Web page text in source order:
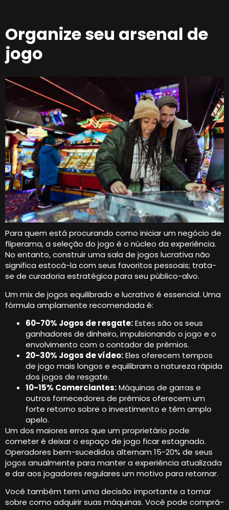
Organize seu arsenal de
jogo
Para quem está procurando como iniciar um negócio de
fliperama, a seleção do jogo é o núcleo da experiência.
No entanto, construir uma sala de jogos lucrativa não
significa estocá-la com seus favoritos pessoais; trata-
se de curadoria estratégica para seu público-alvo.
Um mix de jogos equilibrado e lucrativo é essencial. Uma
fórmula amplamente recomendada é:
60-70% Jogos de resgate:Estes são os seus
ganhadores de dinheiro, impulsionando o jogo e o
envolvimento com o contador de prêmios.
20-30% Jogos de vídeo:Eles oferecem tempos
de jogo mais longos e equilibram a natureza rápida
dos jogos de resgate.
10-15% Comerciantes:Máquinas de garras e
outros fornecedores de prêmios oferecem um
forte retorno sobre o investimento e têm amplo
apelo.
Um dos maiores erros que um proprietário pode
cometer é deixar o espaço de jogo ficar estagnado.
Operadores bem-sucedidos alternam 15-20% de seus
jogos anualmente para manter a experiência atualizada
e dar aos jogadores regulares um motivo para retornar.
Você também tem uma decisão importante a tomar
sobre como adquirir suas máquinas. Você pode comprá-